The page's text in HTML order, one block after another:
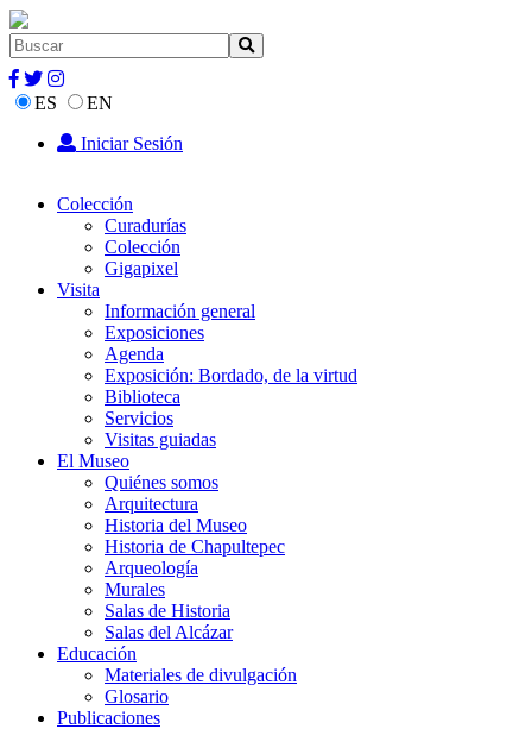
ES
EN
Iniciar Sesión
Colección
Curadurías
Colección
Gigapixel
Visita
Información general
Exposiciones
Agenda
Exposición: Bordado, de la virtud
Biblioteca
Servicios
Visitas guiadas
El Museo
Quiénes somos
Arquitectura
Historia del Museo
Historia de Chapultepec
Arqueología
Murales
Salas de Historia
Salas del Alcázar
Educación
Materiales de divulgación
Glosario
Publicaciones